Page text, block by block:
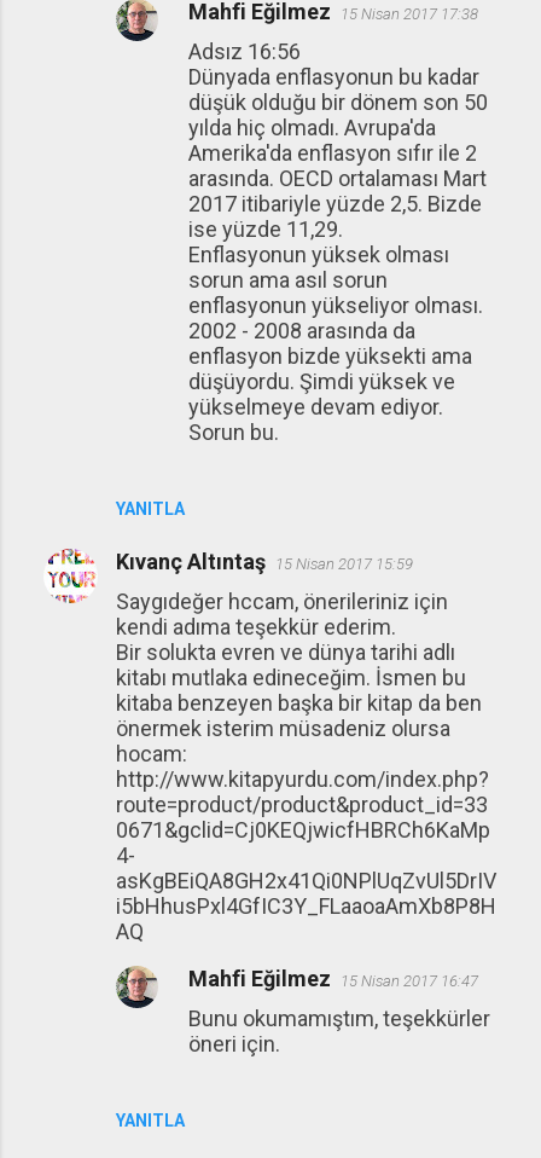
YANITLA
Mahfi Eğilmez 15 Nisan 2017 17:38
Adsız 16:56
Dünyada enflasyonun bu kadar
düşük olduğu bir dönem son 50
yılda hiç olmadı. Avrupa'da
Amerika'da enflasyon sıfır ile 2
arasında. OECD ortalaması Mart
2017 itibariyle yüzde 2,5. Bizde
ise yüzde 11,29.
Enflasyonun yüksek olması
sorun ama asıl sorun
enflasyonun yükseliyor olması.
2002 - 2008 arasında da
enflasyon bizde yüksekti ama
düşüyordu. Şimdi yüksek ve
yükselmeye devam ediyor.
Sorun bu.
Kıvanç Altıntaş 15 Nisan 2017 15:59
Saygıdeğer hccam, önerileriniz için
kendi adıma teşekkür ederim.
Bir solukta evren ve dünya tarihi adlı
kitabı mutlaka edineceğim. İsmen bu
kitaba benzeyen başka bir kitap da ben
önermek isterim müsadeniz olursa
hocam:
http://www.kitapyurdu.com/index.php?
route=product/product&product_id=33
0671&gclid=Cj0KEQjwicfHBRCh6KaMp
4-
asKgBEiQA8GH2x41Qi0NPlUqZvUl5DrIV
i5bHhusPxl4GfIC3Y_FLaaoaAmXb8P8H
AQ
YANITLA
Mahfi Eğilmez 15 Nisan 2017 16:47
Bunu okumamıştım, teşekkürler
öneri için.